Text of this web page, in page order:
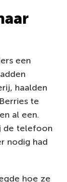
een
haalden
te
al een.
de telefoon
nodig had
hoe ze